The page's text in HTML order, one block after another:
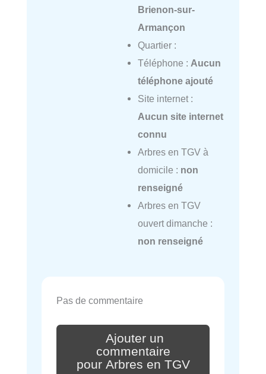
Brienon-sur-
Armançon
Quartier :
Téléphone : Aucun
téléphone ajouté
Site internet :
Aucun site internet
connu
Arbres en TGV à
domicile : non
renseigné
Arbres en TGV
ouvert dimanche :
non renseigné
Pas de commentaire
Ajouter un
commentaire
pour Arbres en TGV